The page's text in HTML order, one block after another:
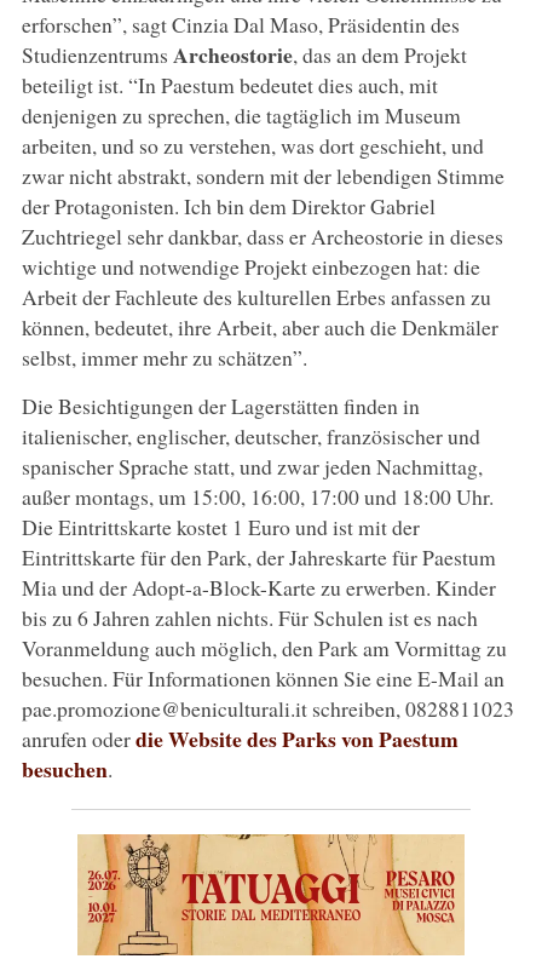
erforschen”, sagt Cinzia Dal Maso, Präsidentin des
Studienzentrums Archeostorie, das an dem Projekt
beteiligt ist. “In Paestum bedeutet dies auch, mit
denjenigen zu sprechen, die tagtäglich im Museum
arbeiten, und so zu verstehen, was dort geschieht, und
zwar nicht abstrakt, sondern mit der lebendigen Stimme
der Protagonisten. Ich bin dem Direktor Gabriel
Zuchtriegel sehr dankbar, dass er Archeostorie in dieses
wichtige und notwendige Projekt einbezogen hat: die
Arbeit der Fachleute des kulturellen Erbes anfassen zu
können, bedeutet, ihre Arbeit, aber auch die Denkmäler
selbst, immer mehr zu schätzen”.
Die Besichtigungen der Lagerstätten finden in
italienischer, englischer, deutscher, französischer und
spanischer Sprache statt, und zwar jeden Nachmittag,
außer montags, um 15:00, 16:00, 17:00 und 18:00 Uhr.
Die Eintrittskarte kostet 1 Euro und ist mit der
Eintrittskarte für den Park, der Jahreskarte für Paestum
Mia und der Adopt-a-Block-Karte zu erwerben. Kinder
bis zu 6 Jahren zahlen nichts. Für Schulen ist es nach
Voranmeldung auch möglich, den Park am Vormittag zu
besuchen. Für Informationen können Sie eine E-Mail an
pae.promozione@beniculturali.it schreiben, 0828811023
anrufen oderdie Website des Parks von Paestum
besuchen.